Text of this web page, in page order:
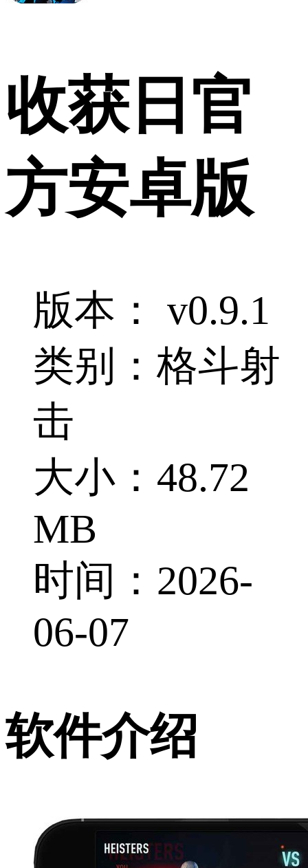
收获日官
方安卓版
版本： v0.9.1
类别：格斗射
击
大小：48.72
MB
时间：2026-
06-07
软件介绍